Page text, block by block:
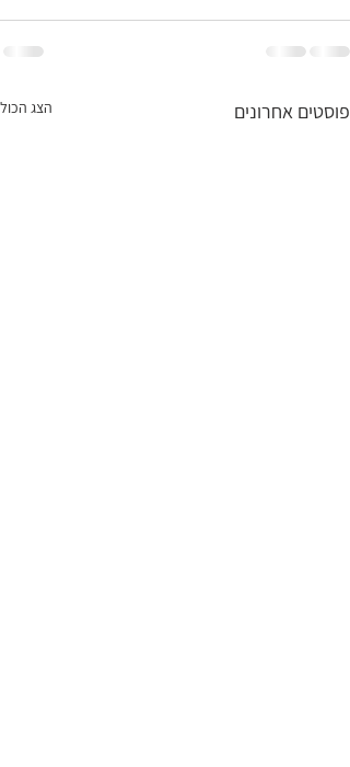
פוסטים אחרונים הצג הכול